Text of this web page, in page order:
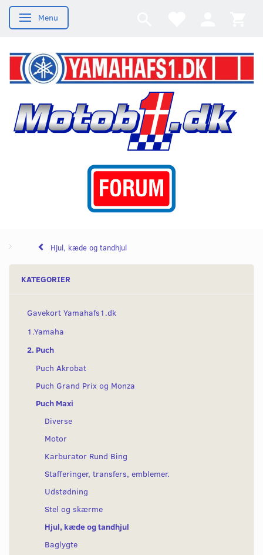
Skifte navigation
Menu
Hjul, kæde og tandhjul
KATEGORIER
Gavekort Yamahafs1.dk
1.Yamaha
2. Puch
Puch Akrobat
Puch Grand Prix og Monza
Puch Maxi
Diverse
Motor
Karburator Rund Bing
Stafferinger, transfers, emblemer.
Udstødning
Stel og skærme
Hjul, kæde og tandhjul
Baglygte